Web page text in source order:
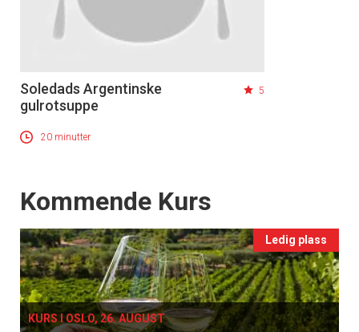
tilsendt.
Soledads Argentinske
gulrotsuppe
5
20 minutter
Events
Kommende Kurs
Ledig plass
KURS I OSLO, 26. AUGUST